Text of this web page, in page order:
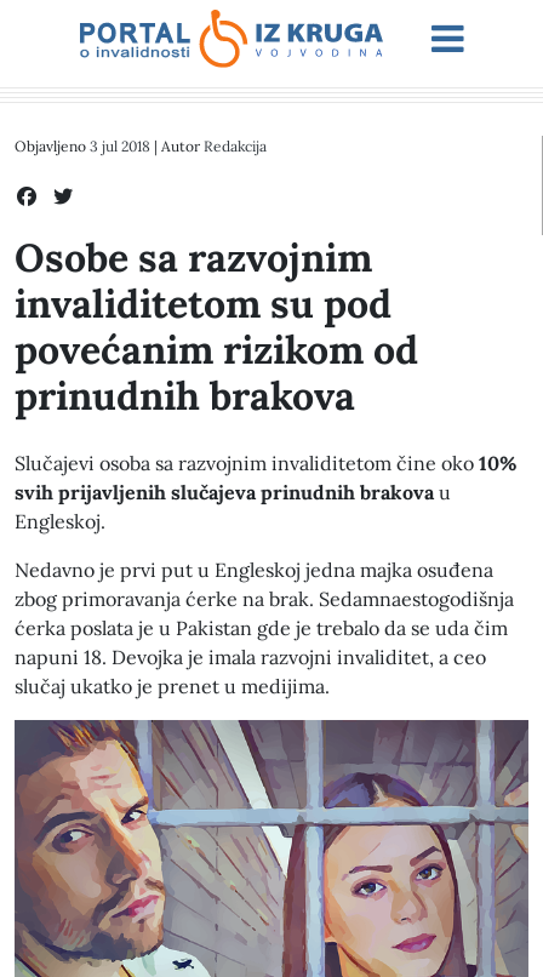
Objavljeno 3 jul 2018 | Autor Redakcija
Osobe sa razvojnim
invaliditetom su pod
povećanim rizikom od
prinudnih brakova
Slučajevi osoba sa razvojnim invaliditetom čine oko 10%
svih prijavljenih slučajeva prinudnih brakovau
Engleskoj.
Nedavno je prvi put u Engleskoj jedna majka osuđena
zbog primoravanja ćerke na brak. Sedamnaestogodišnja
ćerka poslata je u Pakistan gde je trebalo da se uda čim
napuni 18. Devojka je imala razvojni invaliditet, a ceo
slučaj ukatko je prenet u medijima.